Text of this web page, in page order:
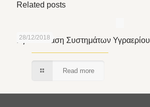
Related posts
28/12/2018
Eγκατάσταση Συστημάτων Υγραερίου
Read more